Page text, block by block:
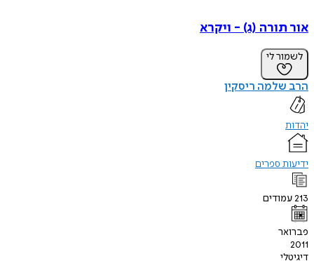
אור תורה (ג) - ויקרא
לשמור לי
הרב שלמה ריסקין
יהדות
ידיעות ספרים
213עמודים
פברואר
2011
דיגיטלי